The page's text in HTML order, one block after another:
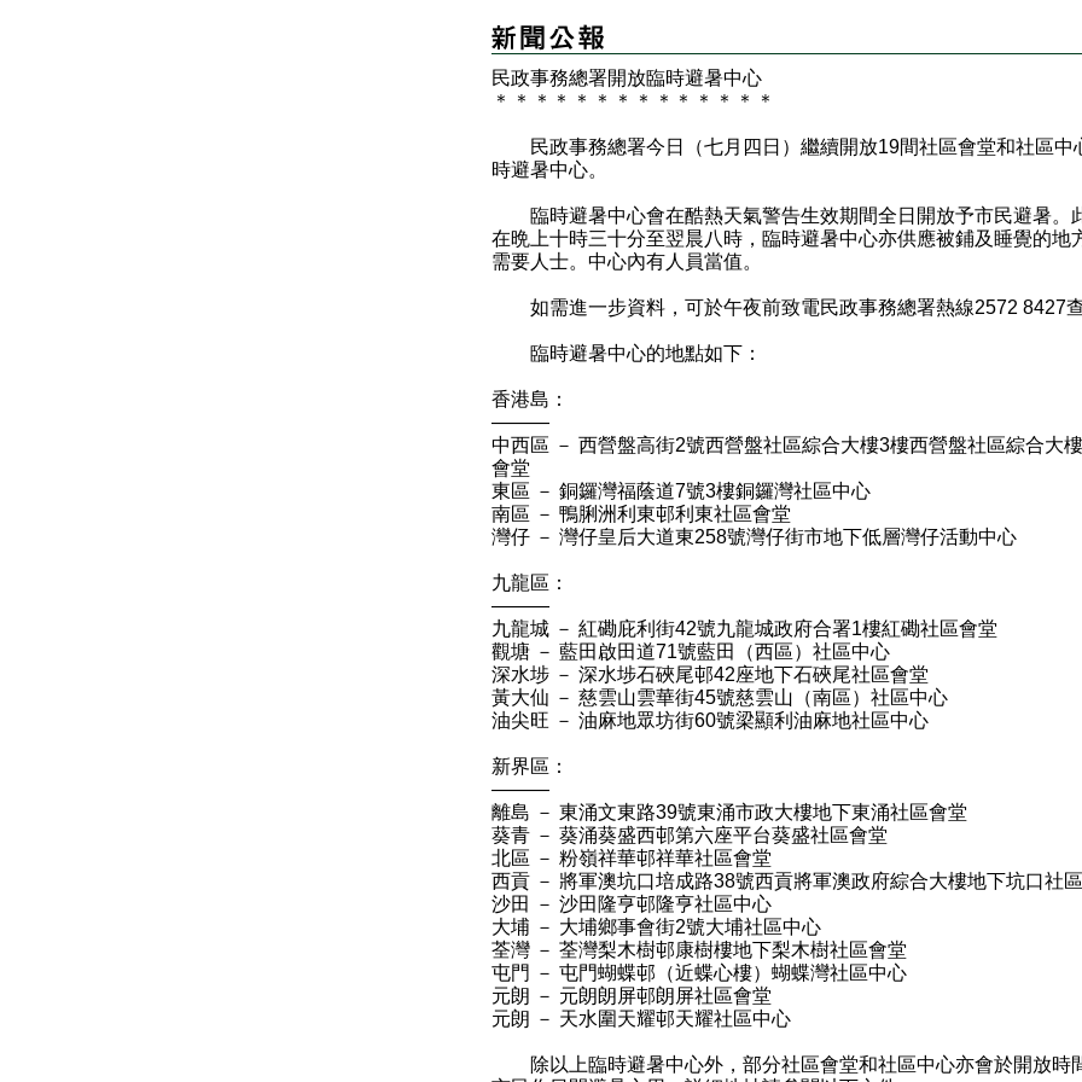
民政事務總署開放臨時避暑中心
＊
＊ ＊ ＊ ＊ ＊ ＊ ＊ ＊ ＊ ＊ ＊ ＊ ＊
民政事務總署今日（七月四日）繼續開放19間社區會堂和社區中
時避暑中心。
臨時避暑中心會在酷熱天氣警告生效期間全日開放予市民避暑。
在晩上十時三十分至翌晨八時，臨時避暑中心亦供應被鋪及睡覺的地
需要人士。中心內有人員當值。
如需進一步資料，可於午夜前致電民政事務總署熱線2572 8427查
臨時避暑中心的地點如下：
香港島：
———
中西區 － 西營盤高街2號西營盤社區綜合大樓3樓西營盤社區綜合大
會堂
東區 － 銅鑼灣福蔭道7號3樓銅鑼灣社區中心
南區 － 鴨脷洲利東邨利東社區會堂
灣仔 － 灣仔皇后大道東258號灣仔街市地下低層灣仔活動中心
九龍區：
———
九龍城 － 紅磡庇利街42號九龍城政府合署1樓紅磡社區會堂
觀塘 － 藍田啟田道71號藍田（西區）社區中心
深水埗 － 深水埗石硤尾邨42座地下石硤尾社區會堂
黃大仙 － 慈雲山雲華街45號慈雲山（南區）社區中心
油尖旺 － 油麻地眾坊街60號梁顯利油麻地社區中心
新界區：
———
離島 － 東涌文東路39號東涌市政大樓地下東涌社區會堂
葵青 － 葵涌葵盛西邨第六座平台葵盛社區會堂
北區 － 粉嶺祥華邨祥華社區會堂
西貢 － 將軍澳坑口培成路38號西貢將軍澳政府綜合大樓地下坑口社
沙田 － 沙田隆亨邨隆亨社區中心
大埔 － 大埔鄉事會街2號大埔社區中心
荃灣 － 荃灣梨木樹邨康樹樓地下梨木樹社區會堂
屯門 － 屯門蝴蝶邨（近蝶心樓）蝴蝶灣社區中心
元朗 － 元朗朗屏邨朗屏社區會堂
元朗 － 天水圍天耀邨天耀社區中心
除以上臨時避暑中心外，部分社區會堂和社區中心亦會於開放時